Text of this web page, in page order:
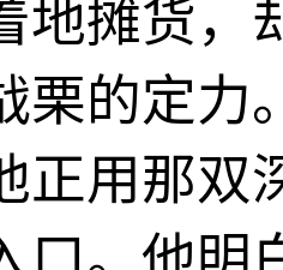
地摊货，
栗的定力
正用那双